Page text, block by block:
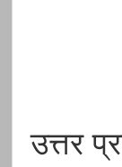
उत्तर